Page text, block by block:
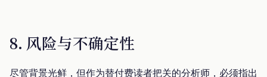
8. 风险与不确定性
尽管背景光鲜，但作为替付费读者把关的分析师，必须指出